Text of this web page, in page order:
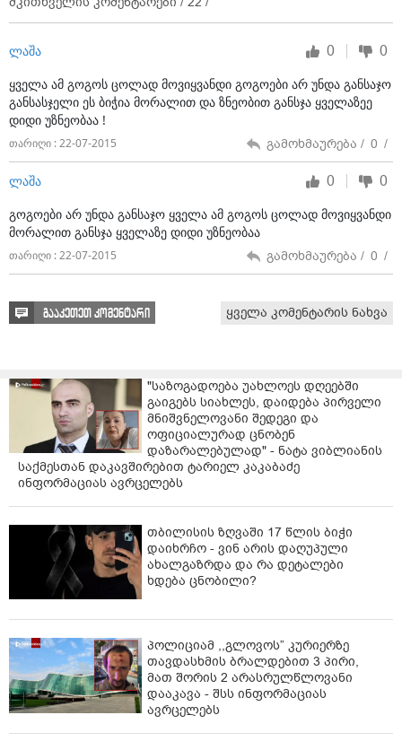
შეუთავაზები ა. თინეიჯერი გოგონებს ფულის
სანაცვლოდ მკერდის ჩვენებას, კოცნას და 3 ათას
რუბლად ათასი რუბლის შეჭმას სთავაზობდა, რაშიც
ზოგიერთი გოგონას დაყოლიება მოახერხა კიდეც.
ასევე იხილეთ:რუსი მილიარდერის შვილიშვილმა 200
დოლარის სანაცვლოდ გამვლელს თავისი შარდი
დაალევინა
ლაშა 0 0
ყველა ამ გოგოს ცოლად მოვიყვანდი გოგოები არ უნდა განსაჯო
განსასჯელი ეს ბიჭია მორალით და ზნეობით განსჯა ყველაზეე
დიდი უზნეობაა !
თარიღი : 22-07-2015 გამოხმაურება / 0 /
ლაშა 0 0
გოგოები არ უნდა განსაჯო ყველა ამ გოგოს ცოლად მოვიყვანდი
მორალით განსჯა ყველაზე დიდი უზნეობაა
თარიღი : 22-07-2015 გამოხმაურება / 0 /
გააკეთეთ კომენტარი ყველა კომენტარის ნახვა
"საზოგადოება უახლოეს დღეებში
გაიგებს სიახლეს, დაიდება პირველი
მნიშვნელოვანი შედეგი და
ოფიციალურად ცნობენ
დაზარალებულად" - ნატა ვიბლიანის
საქმესთან დაკავშირებით ტარიელ კაკაბაძე
ინფორმაციას ავრცელებს
თბილისის ზღვაში 17 წლის ბიჭი
დაიხრჩო - ვინ არის დაღუპული
ახალგაზრდა და რა დეტალები
ხდება ცნობილი?
პოლიციამ ,,გლოვოს” კურიერზე
თავდასხმის ბრალდებით 3 პირი,
მათ შორის 2 არასრულწლოვანი
დააკავა - შსს ინფორმაციას
ავრცელებს